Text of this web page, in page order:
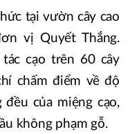
tại vườn cây cao
vị Quyết Thắng.
cạo trên 60 cây
chấm điểm về độ
đều của miệng cạo,
không phạm gỗ.